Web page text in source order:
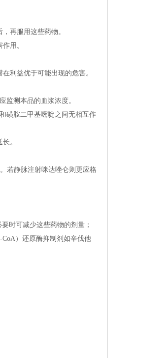
再服用这些药物。
用。
利益优于可能出现的危害。
监测本品的血浆浓度。
磺胺二甲基嘧啶之间无相互作
。
若静脉注射咪达唑仑则更应格
时可减少这些药物的剂量；
）还原酶抑制剂如辛伐他